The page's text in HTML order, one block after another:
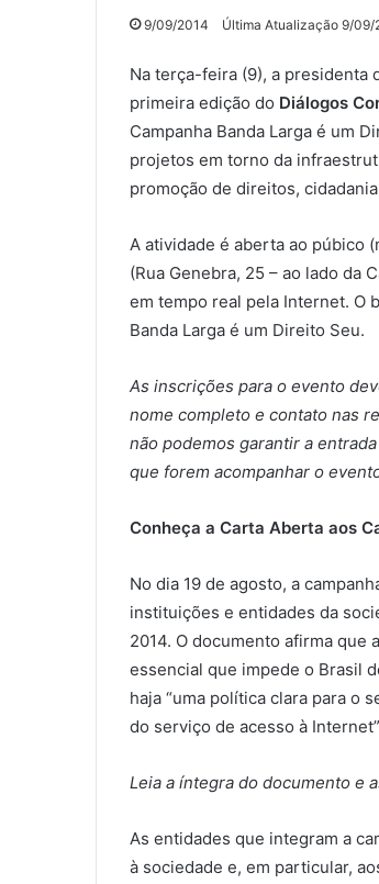
9/09/2014 Última Atualização 9/09/
Na terça-feira (9), a presidenta
primeira edição do Diálogos
Campanha Banda Larga é um
projetos em torno da
promoção de direitos,
A atividade é aberta ao púbico
(Rua Genebra, 25 – ao lado da
em tempo real pela Internet. O
Banda Larga é um Direito Seu.
As inscrições para o evento
nome completo e contato nas
não podemos garantir a
que forem acompanhar o
Conheça a Carta Aberta aos
No dia 19 de agosto, a
instituições e entidades da
2014. O documento afirma que
essencial que impede o Brasil
haja “uma política clara para o
do serviço de acesso à
Leia a íntegra do documento e
As entidades que integram a
à sociedade e, em particular,